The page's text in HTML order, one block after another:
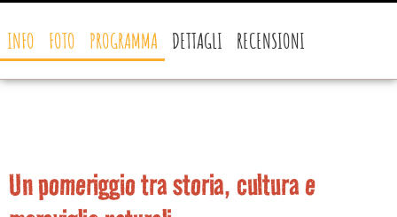
INFO FOTO PROGRAMMA DETTAGLI RECENSIONI
Un pomeriggio tra storia, cultura e